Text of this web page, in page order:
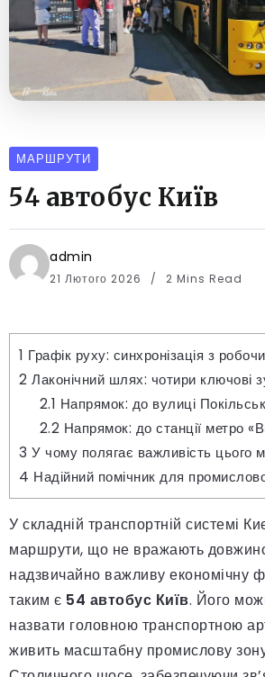
МАРШРУТИ
54 автобус Київ
admin
21 Лютого 2026 2 Mins Read
1 Графік руху: синхронізація з
2 Лаконічний шлях: чотири ключові
2.1 Напрямок: до вулиці
2.2 Напрямок: до станції метро
3 У чому полягає важливість цього
4 Надійний помічник для
У складній транспортній системі
маршрути, що не вражають
надзвичайно важливу економічну
таким є 54 автобус Київ. Його
назвати головною транспортною
живить масштабну промислову